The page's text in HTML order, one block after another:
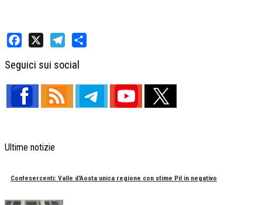
Seguici sui social
Ultime notizie
Confesercenti: Valle d'Aosta unica regione con stime Pil in negativo